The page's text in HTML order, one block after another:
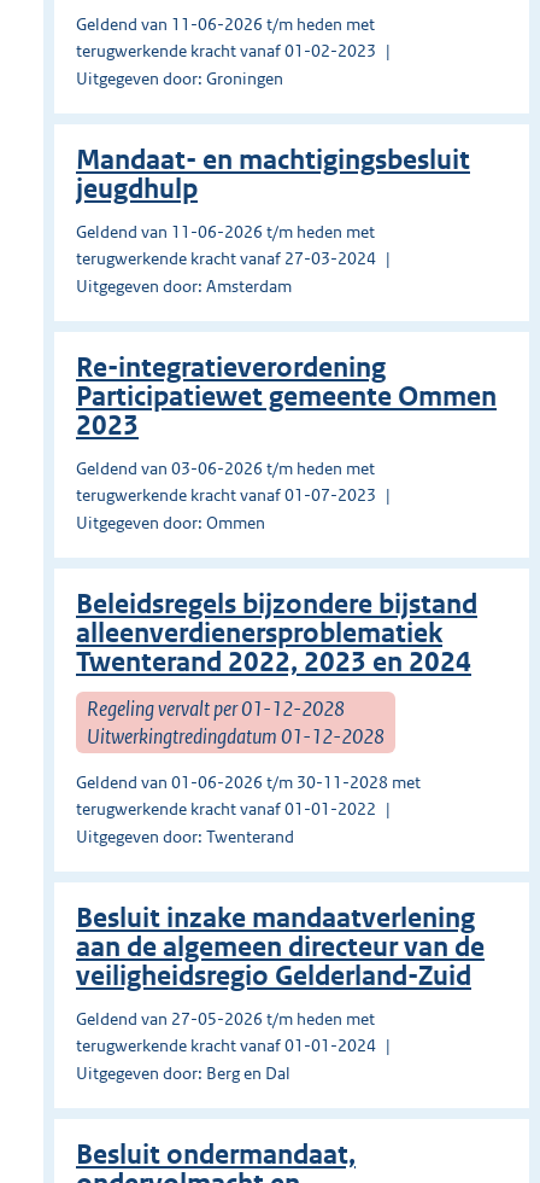
Geldend van 11-06-2026 t/m heden met
terugwerkende kracht vanaf 01-02-2023
Uitgegeven door: Groningen
Mandaat- en machtigingsbesluit
jeugdhulp
Geldend van 11-06-2026 t/m heden met
terugwerkende kracht vanaf 27-03-2024
Uitgegeven door: Amsterdam
Re-integratieverordening
Participatiewet gemeente Ommen
2023
Geldend van 03-06-2026 t/m heden met
terugwerkende kracht vanaf 01-07-2023
Uitgegeven door: Ommen
Beleidsregels bijzondere bijstand
alleenverdienersproblematiek
Twenterand 2022, 2023 en 2024
Regeling vervalt per 01-12-2028
Uitwerkingtredingdatum 01-12-2028
Geldend van 01-06-2026 t/m 30-11-2028 met
terugwerkende kracht vanaf 01-01-2022
Uitgegeven door: Twenterand
Besluit inzake mandaatverlening
aan de algemeen directeur van de
veiligheidsregio Gelderland-Zuid
Geldend van 27-05-2026 t/m heden met
terugwerkende kracht vanaf 01-01-2024
Uitgegeven door: Berg en Dal
Besluit ondermandaat,